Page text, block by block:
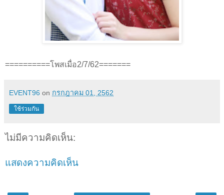
==========โพสเมื่อ2/7/62=======
EVENT96 on กรกฎาคม 01, 2562
ใช้ร่วมกัน
ไม่มีความคิดเห็น:
แสดงความคิดเห็น